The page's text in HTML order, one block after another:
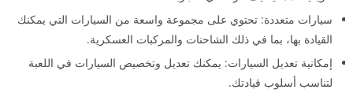
سيارات متعددة: تحتوي على مجموعة واسعة من السيارات التي يمكنك
القيادة بها، بما في ذلك الشاحنات والمركبات العسكرية.
إمكانية تعديل السيارات: يمكنك تعديل وتخصيص السيارات في اللعبة
لتناسب أسلوب قيادتك.